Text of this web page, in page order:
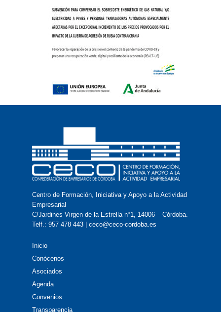
Centro de Formación, Iniciativa y Apoyo a la Actividad
Empresarial
C/Jardines Virgen de la Estrella nº1, 14006 – Córdoba.
Telf.: 957 478 443 | ceco@ceco-cordoba.es
Inicio
Conócenos
Asociados
Agenda
Convenios
Transparencia